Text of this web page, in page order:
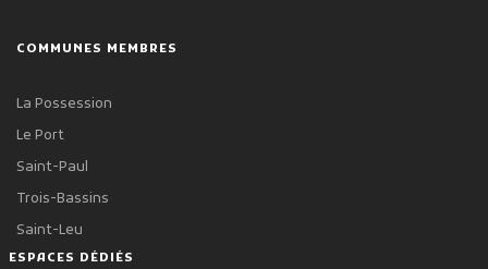
COMMUNES MEMBRES
La Possession
Le Port
Saint-Paul
Trois-Bassins
Saint-Leu
ESPACES DÉDIÉS